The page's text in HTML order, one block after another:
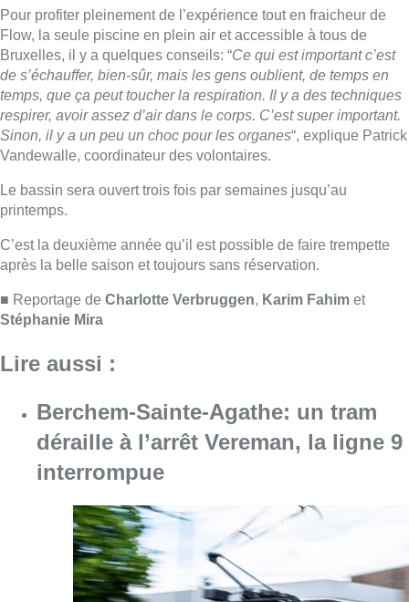
après la belle saison et toujours sans réservation.
■ Reportage deCharlotte Verbruggen ,Karim Fahimet
Stéphanie Mira
Lire aussi :
Berchem-Sainte-Agathe: un tram
déraille à l’arrêt Vereman, la ligne 9
interrompue
07 août 2026Consulter l'article "Berchem-Sainte-Agathe: